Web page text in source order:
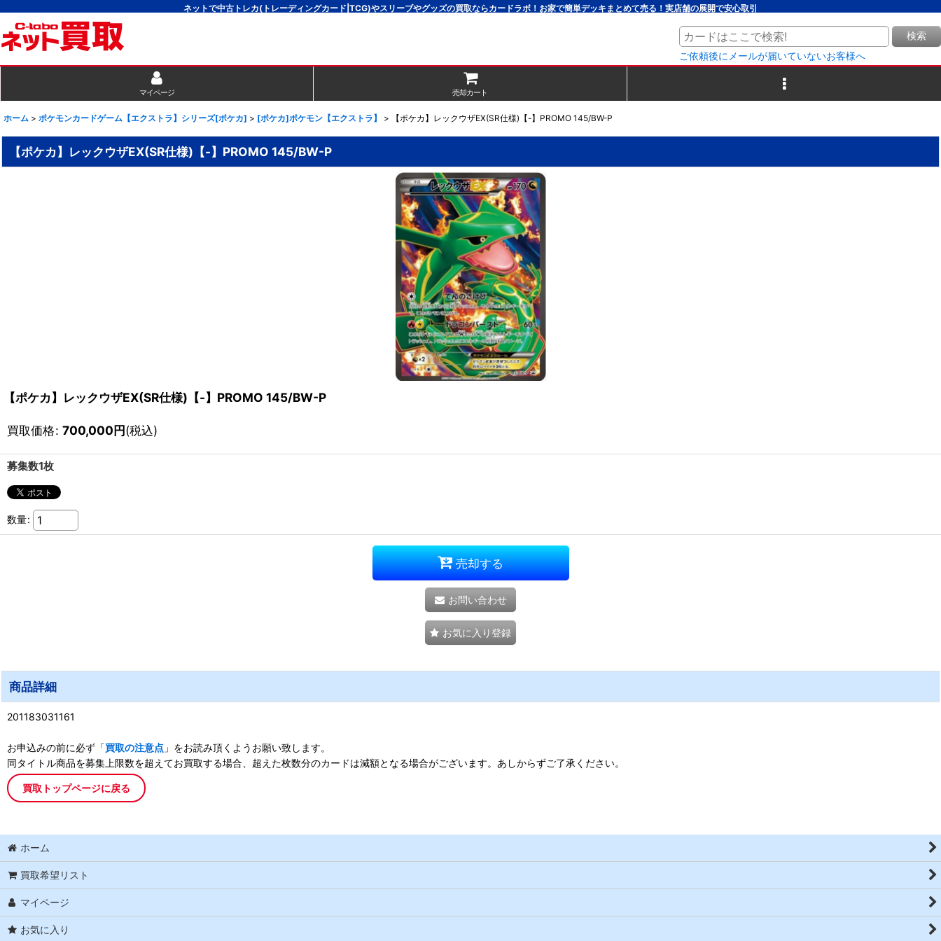
ネットで中古トレカ(トレーディングカード|TCG)やスリーブやグッズの買取ならカードラボ！お家で簡単デッキまとめて売る！実店舗の展開で安心取引
検索
ご依頼後にメールが届いていないお客様へ
マイページ 売却カート
ホーム > ポケモンカードゲーム【エクストラ】シリーズ[ポケカ] > [ポケカ]ポケモン【エクストラ】 > 【ポケカ】レックウザEX(SR仕様)【-】PROMO 145/BW-P
【ポケカ】レックウザEX(SR仕様)【-】PROMO 145/BW-P
【ポケカ】レックウザEX(SR仕様)【-】PROMO 145/BW-P
買取価格: 700,000円(税込)
募集数1枚
数量:
売却する
お問い合わせ
お気に入り登録
商品詳細
201183031161
お申込みの前に必ず「買取の注意点 」をお読み頂くようお願い致します。
同タイトル商品を募集上限数を超えてお買取する場合、超えた枚数分のカードは減額となる場合がございます。あしからずご了承ください。
買取トップページに戻る
ホーム
買取希望リスト
マイページ
お気に入り